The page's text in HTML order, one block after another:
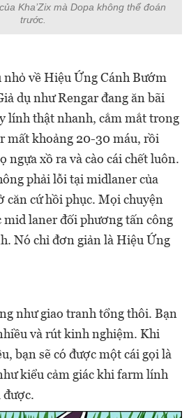
Kha’Zix mà Dopa không thể đoán
trước.
nhỏ về Hiệu Ứng Cánh Bướm
dụ như Rengar đang ăn bãi
lính thật nhanh, cắm mắt trong
mất khoảng 20-30 máu, rồi
ngựa xồ ra và cào cái chết luôn.
phải lỗi tại midlaner của
căn cứ hồi phục. Mọi chuyện
mid laner đối phương tấn công
Nó chỉ đơn giản là Hiệu Ứng
như giao tranh tổng thôi. Bạn
và rút kinh nghiệm. Khi
bạn sẽ có được một cái gọi là
kiểu cảm giác khi farm lính
được.